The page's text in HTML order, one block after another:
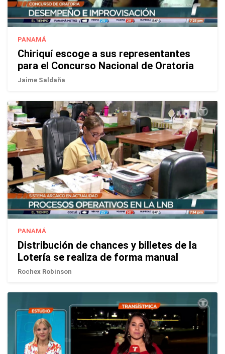
PANAMÁ
Chiriquí escoge a sus representantes
para el Concurso Nacional de Oratoria
Jaime Saldaña
PANAMÁ
Distribución de chances y billetes de la
Lotería se realiza de forma manual
Rochex Robinson